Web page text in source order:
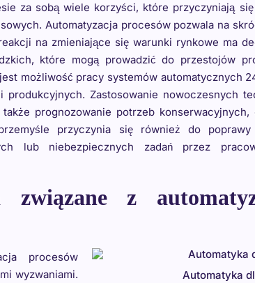
za sobą wiele korzyści, które przyczyniają
Automatyzacja procesów pozwala na
na zmieniające się warunki rynkowe ma
które mogą prowadzić do przestojów
możliwość pracy systemów automatycznych
Zastosowanie nowoczesnych
prognozowanie potrzeb
przyczynia się również do
lub niebezpiecznych zadań przez
z
Automatyka
procesów
wyzwaniami.